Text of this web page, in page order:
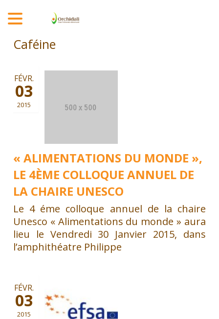
Caféine
« ALIMENTATIONS DU MONDE »,
LE 4ÈME COLLOQUE ANNUEL DE
LA CHAIRE UNESCO
FÉVR.
03
2015
Le 4 éme colloque annuel de la chaire
Unesco « Alimentations du monde » aura
lieu le Vendredi 30 Janvier 2015, dans
l’amphithéatre Philippe
FÉVR.
03
2015